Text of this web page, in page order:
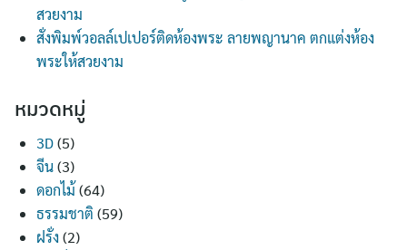
สวยงาม
สั่งพิมพ์วอลล์เปเปอร์ติดห้องพระ ลายพญานาค ตกแต่งห้อง
พระให้สวยงาม
หมวดหมู่
3D(5)
จีน(3)
ดอกไม้ (64)
ธรรมชาติ (59)
ฝรั่ง (2)